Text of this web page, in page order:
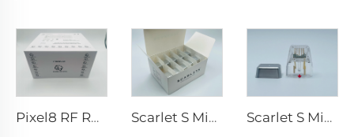
Pixel8 RF Rohrer Estetik 25 49 64 uçları Scarlet S Mikroiğneleme rf Bi-polar Elektrotlar Tüketilebilir uç 25pin Scarlet S Mikroiğneleme rf Bi-polar Elektrotlar Tüketilebilir uç 25pin